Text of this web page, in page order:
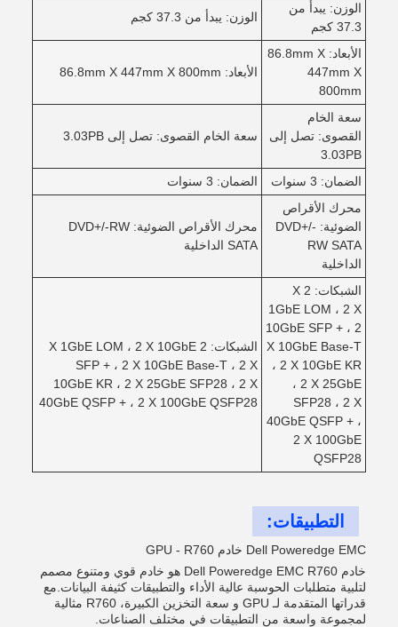
الوزن: يبدأ من
37.3 كجم
الوزن: يبدأ من 37.3 كجم
الأبعاد: 86.8mm X
447mm X
800mm
الأبعاد: 86.8mm X 447mm X 800mm
سعة الخام
القصوى: تصل إلى
3.03PB
سعة الخام القصوى: تصل إلى 3.03PB
الضمان: 3 سنوات
الضمان: 3 سنوات
محرك الأقراص
الضوئية: DVD+/-
RW SATA
الداخلية
محرك الأقراص الضوئية: DVD+/-RW
SATA الداخلية
الشبكات: 2 X
1GbE LOM ، 2 X
10GbE SFP + ، 2
X 10GbE Base-T
، 2 X 10GbE KR
، 2 X 25GbE
SFP28 ، 2 X
40GbE QSFP + ،
2 X 100GbE
QSFP28
الشبكات: 2 X 1GbE LOM ، 2 X 10GbE
SFP + ، 2 X 10GbE Base-T ، 2 X
10GbE KR ، 2 X 25GbE SFP28 ، 2 X
40GbE QSFP + ، 2 X 100GbE QSFP28
التطبيقات:
Dell Poweredge EMC خادم GPU - R760
خادم Dell Poweredge EMC R760 هو خادم قوي ومتنوع مصمم
لتلبية متطلبات الحوسبة عالية الأداء والتطبيقات كثيفة البيانات.مع
قدراتها المتقدمة لـ GPU و سعة التخزين الكبيرة، R760 مثالية
لمجموعة واسعة من التطبيقات في مختلف الصناعات.